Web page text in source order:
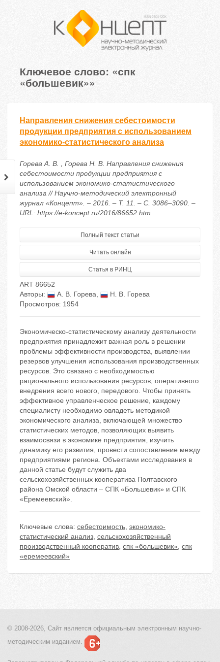
Ключевое слово: «спк
«большевик»»
Направления снижения себестоимости
продукции предприятия с использованием
экономико-статистического анализа
Горева А. В. , Горева Н. В. Направления снижения
себестоимости продукции предприятия с
использованием экономико-статистического
анализа // Научно-методический электронный
журнал «Концепт». – 2016. – Т. 11. – С. 3086–3090. –
URL: https://e-koncept.ru/2016/86652.htm
Полный текст статьи
Читать онлайн
Статья в РИНЦ
ART 86652
Авторы:
А. В. Горева,
Н. В. Горева
Просмотров: 1954
Экономическо-статистическому анализу деятельности
предприятия принадлежит важная роль в решении
проблемы эффективности производства, выявлении
резервов улучшения использования производственных
ресурсов. Это связано с необходимостью
рационального использования ресурсов, оперативного
внедрения всего нового, передового. Чтобы принять
эффективное управленческое решение, каждому
специалисту необходимо овладеть методикой
экономического анализа, включающей множество
статистических методов, позволяющих выявить
взаимосвязи в экономике предприятия, изучить
динамику его развития, провести сопоставление между
предприятиями региона. Объектами исследования в
данной статье будут служить два
сельскохозяйственных кооператива Полтавского
района Омской области – СПК «Большевик» и СПК
«Еремеевский».
Ключевые слова: себестоимость, экономико-
статистический анализ, сельскохозяйственный
производственный кооператив, спк «большевик», спк
«еремеевский»
© 2008-2026, Сайт является официальным электронным научно-
методическим изданием.